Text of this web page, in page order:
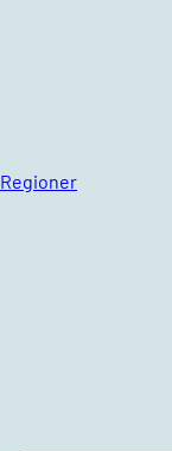
Regioner